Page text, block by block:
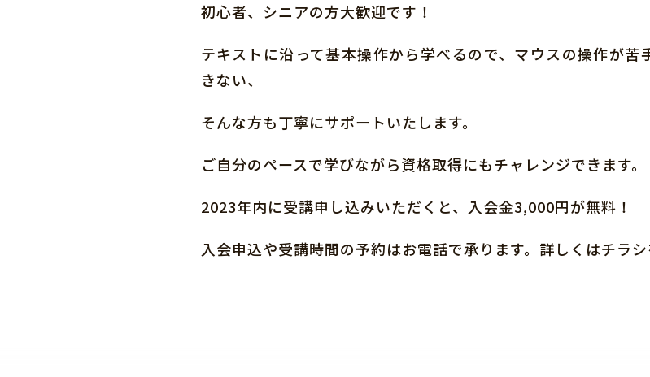
初心者、シニアの方大歓迎です！
テキストに沿って基本操作から学べるので、マウスの操作が苦
きない、
そんな方も丁寧にサポートいたします。
ご自分のペースで学びながら資格取得にもチャレンジできます。
2023年内に受講申し込みいただくと、入会金3,000円が無料！
入会申込や受講時間の予約はお電話で承ります。詳しくはチラシ